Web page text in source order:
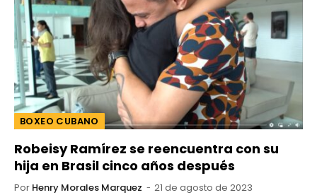
BOXEO CUBANO
Robeisy Ramírez se reencuentra con su
hija en Brasil cinco años después
Por Henry Morales Marquez 21 de agosto de 2023